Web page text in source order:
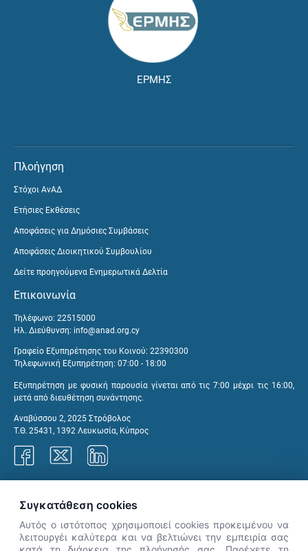
ΕΡΜΗΣ
Πλοήγηση
Στόχοι ΑνΑΔ
Ετήσιες Εκθέσεις
Αποφάσεις για Δημόσιες Συμβάσεις
Αποφάσεις Διοικητικού Συμβουλίου
Δείτε προηγούμενα Ενημερωτικά Δελτία
Επικοινωνία
Τηλέφωνο: 22515000
Ηλ. Διεύθυνση: info@anad.org.cy
Γραφείο Εξυπηρέτησης του Κοινού: 22390300
Τηλεφωνική Εξυπηρέτηση: 07:00 - 18:00
Εξυπηρέτηση με φυσική παρουσία γίνεται από τις 7:00 μέχρι τις 16:00,
μετά από διευθέτηση συνάντησης.
Αναβύσσου 2, 2025 Στρόβολος
Τ.Θ. 25431, 1392 Λευκωσία, Κύπρος
Συγκατάθεση cookies
Αυτός ο ιστότοπος χρησιμοποιεί cookies προκειμένου να
λειτουργέι καλύτερα και να βελτιώνει την εμπειρία σας